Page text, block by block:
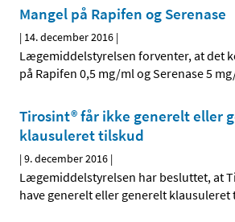
Mangel på Rapifen og Serenase
| 14. december 2016 |
Lægemiddelstyrelsen forventer, at det
på Rapifen 0,5 mg/ml og Serenase 5
Tirosint® får ikke generelt eller
klausuleret tilskud
|9. december 2016 |
Lægemiddelstyrelsen har besluttet, at
have generelt eller generelt klausuleret